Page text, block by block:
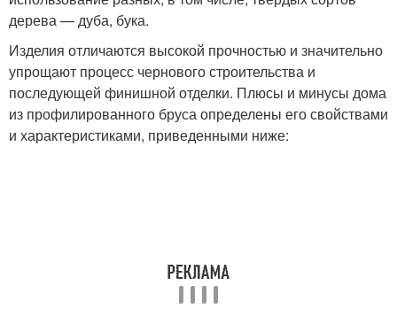
дерева — дуба, бука.
Изделия отличаются высокой прочностью и значительно
упрощают процесс чернового строительства и
последующей финишной отделки. Плюсы и минусы дома
из профилированного бруса определены его свойствами
и характеристиками, приведенными ниже: